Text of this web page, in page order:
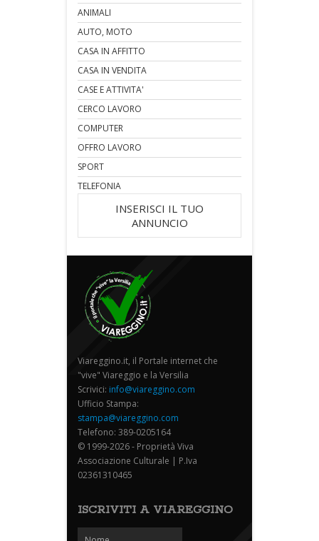
ANIMALI
AUTO, MOTO
CASA IN AFFITTO
CASA IN VENDITA
CASE E ATTIVITA'
CERCO LAVORO
COMPUTER
OFFRO LAVORO
SPORT
TELEFONIA
INSERISCI IL TUO
ANNUNCIO
Viareggino.it, il Portale internet che
"vive" Viareggio e la Versilia
Scrivici: info@viareggino.com
Ufficio Stampa:
stampa@viareggino.com
Telefono: 389-0205164
© 1999-2026 - Proprietà Viva
Associazione Culturale | P.Iva
02361310465
ISCRIVITI A VIAREGGINO